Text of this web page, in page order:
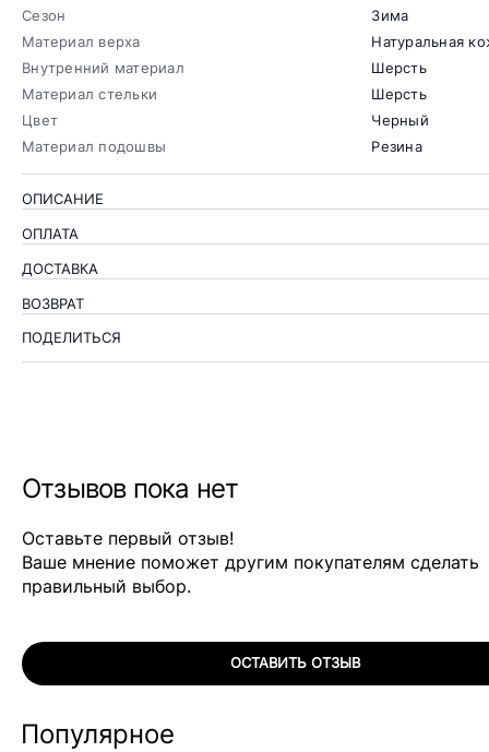
Сезон
Зима
Материал верха
Натуральная
Внутренний материал
Шерсть
Материал стельки
Шерсть
Цвет
Черный
Материал подошвы
Резина
ОПИСАНИЕ
ОПЛАТА
ДОСТАВКА
ВОЗВРАТ
ПОДЕЛИТЬСЯ
Отзывов пока нет
Оставьте первый отзыв!
Ваше мнение поможет другим покупателям сделать
правильный выбор.
ОСТАВИТЬ ОТЗЫВ
Популярное